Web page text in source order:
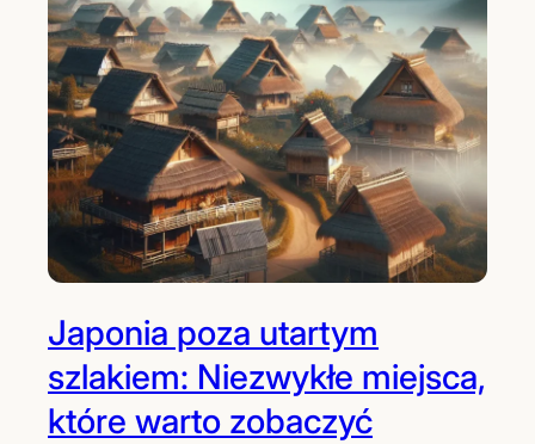
Japonia poza utartym
szlakiem: Niezwykłe miejsca,
które warto zobaczyć